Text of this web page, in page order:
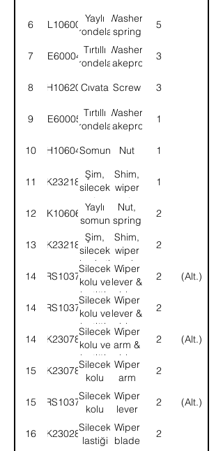
6 WL106002
Yaylı
rondela
Washer,
spring
5
7 WE600041
Tırtıllı
rondela
Washer,
shakeproof
3
8 SH106201Cıvata Screw 3
9 WE600051
Tırtıllı
rondela
Washer,
shakeproof
1
10 NH106041Somun Nut 1
11 8K232186
Şim,
silecek
motoru
Shim,
wiper
motor
1
12 NK106061
Yaylı
somun
Nut,
spring
2
13 8K232187
Şim,
silecek
braketi
Shim,
wiper
bracket
2
1458RS103752
Silecek
kolu ve
lastiği-
KMPL.
Wiper
lever &
rubber-
ASSY.
2 (Alt.)
1458RS103750
Silecek
kolu ve
lastiği-
KMPL.
Wiper
lever &
rubber-
ASSY.
2
14 8K230789
Silecek
kolu ve
lastiği-
KMPL.
Wiper
arm &
rubber-
ASSY.
2 (Alt.)
15 8K230787
Silecek
kolu
Wiper
arm
2
1558RS103741
Silecek
kolu
Wiper
lever
2 (Alt.)
16 8K230285
Silecek
lastiği
Wiper
blade
2